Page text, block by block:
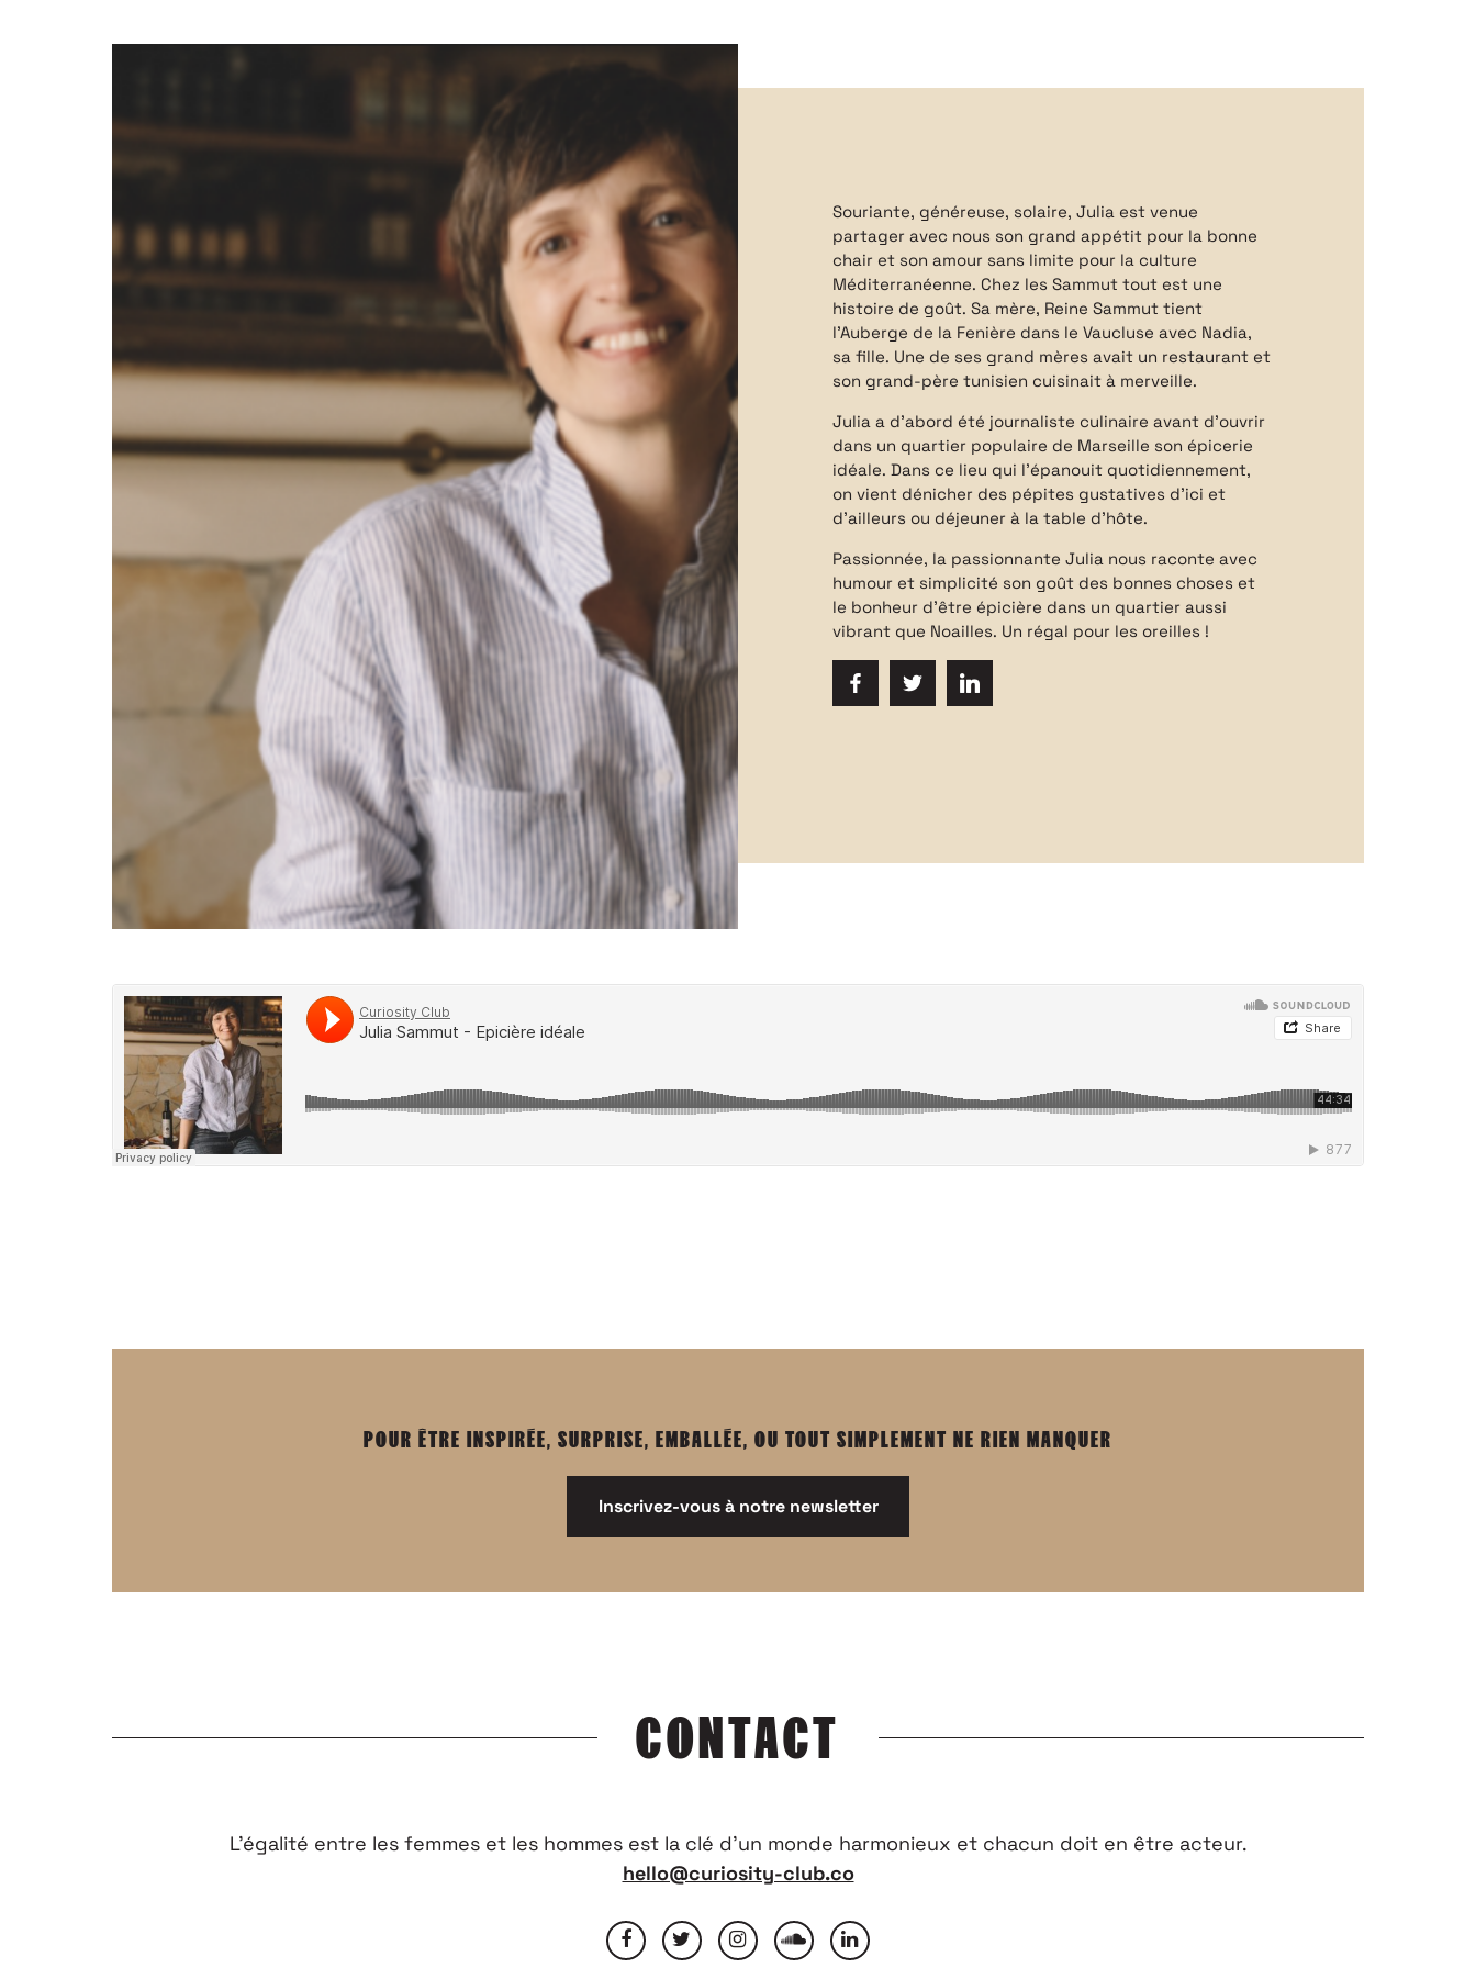
Souriante, généreuse, solaire, Julia est venue
partager avec nous son grand appétit pour la bonne
chair et son amour sans limite pour la culture
Méditerranéenne. Chez les Sammut tout est une
histoire de goût. Sa mère, Reine Sammut tient
l’Auberge de la Fenière dans le Vaucluse avec Nadia,
sa fille. Une de ses grand mères avait un restaurant et
son grand-père tunisien cuisinait à merveille.
Julia a d’abord été journaliste culinaire avant d’ouvrir
dans un quartier populaire de Marseille son épicerie
idéale. Dans ce lieu qui l’épanouit quotidiennement,
on vient dénicher des pépites gustatives d’ici et
d’ailleurs ou déjeuner à la table d’hôte.
Passionnée, la passionnante Julia nous raconte avec
humour et simplicité son goût des bonnes choses et
le bonheur d’être épicière dans un quartier aussi
vibrant que Noailles. Un régal pour les oreilles !
POUR ÊTRE INSPIRÉE, SURPRISE, EMBALLÉE, OU TOUT SIMPLEMENT NE RIEN MANQUER
Inscrivez-vous à notre newsletter
CONTACT
L’égalité entre les femmes et les hommes est la clé d’un monde harmonieux et chacun doit en être acteur.
hello@curiosity-club.co